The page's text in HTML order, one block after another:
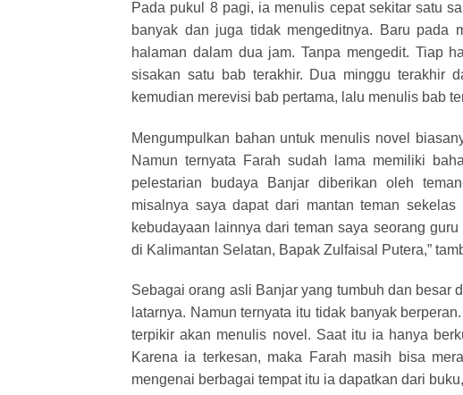
Pada pukul 8 pagi, ia menulis cepat sekitar satu
banyak dan juga tidak mengeditnya. Baru pada
halaman dalam dua jam. Tanpa mengedit. Tiap
sisakan satu bab terakhir. Dua minggu terakhir
kemudian merevisi bab pertama, lalu menulis bab
Mengumpulkan bahan untuk menulis novel
Namun ternyata Farah sudah lama memiliki
pelestarian budaya Banjar diberikan oleh
misalnya saya dapat dari mantan teman
kebudayaan lainnya dari teman saya seorang
di Kalimantan Selatan, Bapak Zulfaisal Putera,”
Sebagai orang asli Banjar yang tumbuh dan besar
latarnya. Namun ternyata itu tidak banyak
terpikir akan menulis novel. Saat itu ia hanya
Karena ia terkesan, maka Farah masih bisa
mengenai berbagai tempat itu ia dapatkan dari